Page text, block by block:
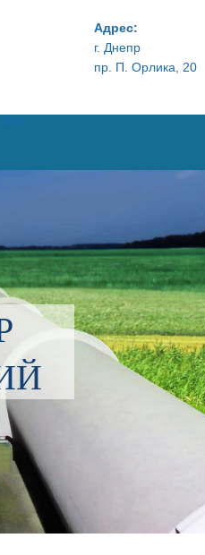
Адрес:
г. Днепр
пр. П. Орлика, 20
RU